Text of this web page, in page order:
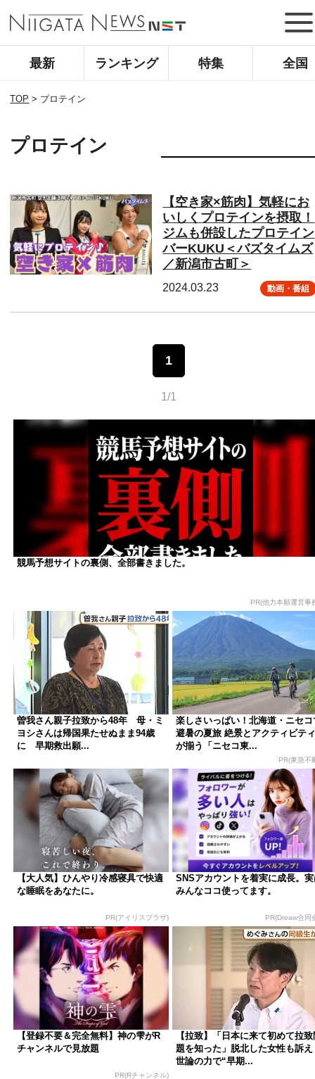
最新 ランキング 特集 全国
TOP > プロテイン
プロテイン
【空き家×筋肉】気軽にお
いしくプロテインを摂取！
ジムも併設したプロテイン
バーKUKU＜バズタイムズ
／新潟市古町＞
2024.03.23 動画・番組
1
1/1
競馬予想サイトの裏側、全部書きました。
PR(他力本願運営事
曽我さん親子拉致から48年 母・ミ
ヨシさんは帰国果たせぬまま94歳
に 早期救出願...
楽しさいっぱい！北海道・ニセコ
避暑の夏旅 絶景とアクティビティ
が揃う「ニセコ東...
PR(東急不
【大人気】ひんやり冷感寝具で快適
な睡眠をあなたに。
PR(アイリスプラザ)
SNSアカウントを着実に成長。
みんなココ使ってます。
PR(Dreaw合同
【登録不要＆完全無料】神の雫がR
チャンネルで見放題
PR(Rチャンネル)
【拉致】「日本に来て初めて拉致
題を知った」脱北した女性も訴
世論の力で“早期...